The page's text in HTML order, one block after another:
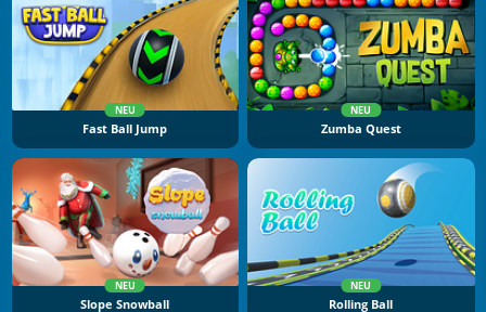
NEU
Fast Ball Jump
NEU
Zumba Quest
NEU
Slope Snowball
NEU
Rolling Ball